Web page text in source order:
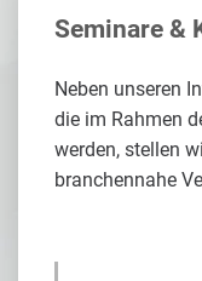
Seminare &
Neben unseren
die im Rahmen
werden, stellen
branchennahe